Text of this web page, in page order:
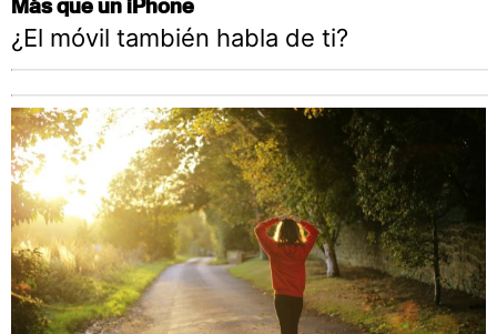
Más que un iPhone
¿El móvil también habla de ti?